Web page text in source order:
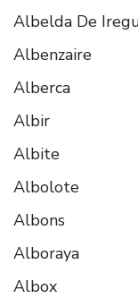
Albelda De
Albenzaire
Alberca
Albir
Albite
Albolote
Albons
Alboraya
Albox